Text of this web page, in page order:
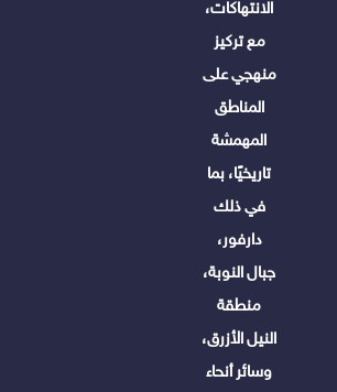
الانتهاكات،
مع تركيز
منهجي على
المناطق
المهمشة
تاريخيًا، بما
في ذلك
دارفور،
جبال النوبة،
منطقة
النيل الأزرق،
وسائر أنحاء